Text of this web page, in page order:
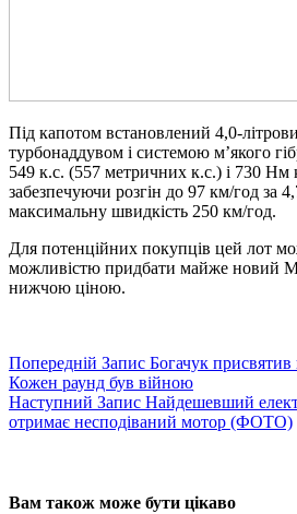
Під капотом встановлений 4,0-
турбонаддувом і системою м’якого
549 к.с. (557 метричних к.с.) і 730 Нм
забезпечуючи розгін до 97 км/год за
максимальну швидкість 250 км/год.
Для потенційних покупців цей лот
можливістю придбати майже новий
нижчою ціною.
Попередній Запис Богачук присвятив
Кожен раунд був війною
Наступний Запис Найдешевший
отримає несподіваний мотор (ФОТО)
Вам також може бути цікаво